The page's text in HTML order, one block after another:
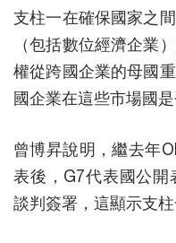
支柱一在確保國家之
（包括數位經濟企業
權從跨國企業的母國
國企業在這些市場國是
曾博昇說明，繼去年
表後，G7代表國公
談判簽署，這顯示支